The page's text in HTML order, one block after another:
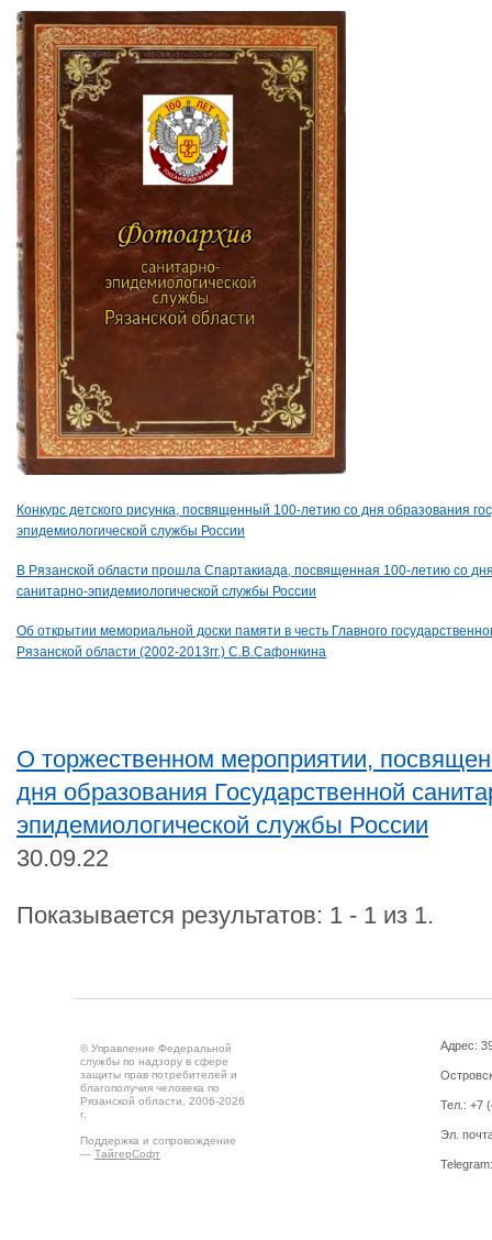
Конкурс детского рисунка, посвященный 100-летию со дня образования
эпидемиологической службы России
В Рязанской области прошла Спартакиада, посвященная 100-летию со
санитарно-эпидемиологической службы России
Об открытии мемориальной доски памяти в честь Главного
Рязанской области (2002-2013гг.) С.В.Сафонкина
О торжественном мероприятии,
дня образования Государственной
эпидемиологической службы России
30.09.22
Показывается результатов: 1 - 1 из 1.
© Управление Федеральной
службы по надзору в сфере
защиты прав потребителей и
благополучия человека по
Рязанской области, 2006-2026
г.
Поддержка и сопровождение
— ТайгерСофт
Адрес:
Тел.: +7
Эл.